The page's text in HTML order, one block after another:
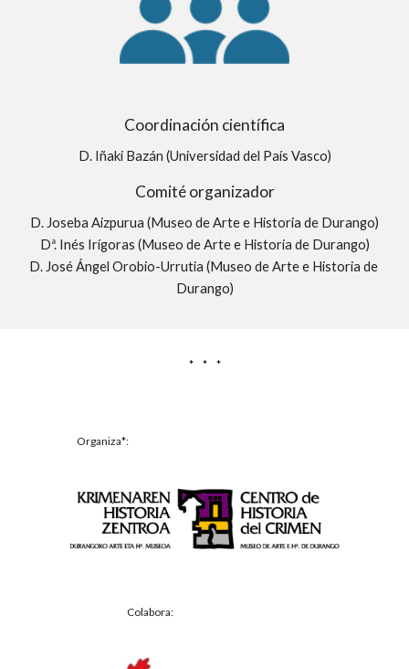
Coordinación científica
D. Iñaki Bazán (Universidad del País Vasco)
Comité organizador
D. Joseba Aizpurua (Museo de Arte e Historia de Durango)
Dª. Inés Irígoras (Museo de Arte e Historia de Durango)
D. José Ángel Orobio-Urrutia (Museo de Arte e Historia de
Durango)
*     *     *
Organiza*:
Colabora: